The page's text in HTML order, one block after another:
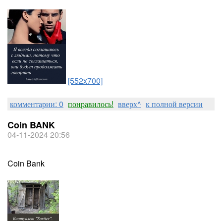
[552x700]
комментарии: 0 понравилось! вверх^ к полной версии
Coin BANK
04-11-2024 20:56
Coin Bank